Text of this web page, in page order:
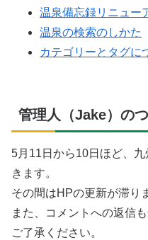
温泉備忘録リニュー
温泉の検索のしかた
カテゴリーとタグに
管理人（Jake）の
5月11日から10日ほど、
きます。
その間はHPの更新が滞り
また、コメントへの返信
ご了承ください。